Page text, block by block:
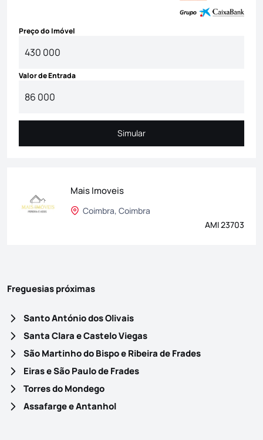
Preço do Imóvel
Valor de Entrada
Simular
Simular
Mais Imoveis
Coimbra, Coimbra
AMI 23703
Freguesias próximas
Santo António dos Olivais
Santa Clara e Castelo Viegas
São Martinho do Bispo e Ribeira de Frades
Eiras e São Paulo de Frades
Torres do Mondego
Assafarge e Antanhol